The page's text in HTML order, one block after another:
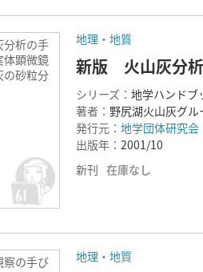
析の手
顕微鏡
の砂粒分
地理・地質
新版 火山灰分
シリーズ： 地学ハンドブ
著者： 野尻湖火山灰グル
発行元： 地学団体研究会
出版年： 2001/10
新刊 在庫なし
察の手び
地理・地質